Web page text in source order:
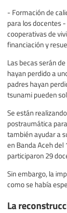
- Formación de
para los docentes
cooperativas de
financiación y
Las becas serán
hayan perdido a
padres hayan
tsunami pueden
Se están
postraumática
también ayudar a
en Banda Aceh del
participaron 29
Sin embargo, la
como se había
La